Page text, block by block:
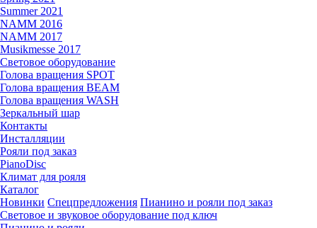
Summer 2021
NAMM 2016
NAMM 2017
Musikmesse 2017
Световое оборудование
Голова вращения SPOT
Голова вращения BEAM
Голова вращения WASH
Зеркальный шар
Контакты
Инсталляции
Рояли под заказ
PianoDisc
Климат для рояля
Каталог
Новинки Спецпредложения Пианино и рояли под заказ
Световое и звуковое оборудование под ключ